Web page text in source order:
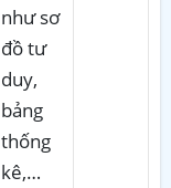
như sơ
đồ tư
duy,
bảng
thống
kê,…